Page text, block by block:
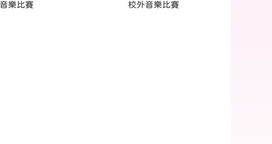
樂比賽 校外音樂比賽